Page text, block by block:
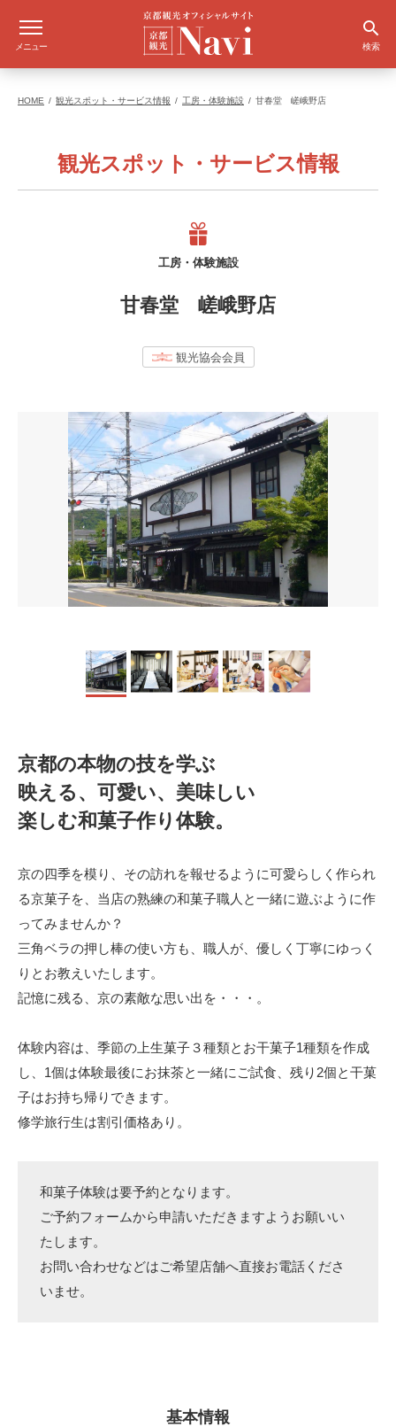
メニュー 検索
HOME 観光スポット・サービス情報 工房・体験施設 甘春堂 嵯峨野店
観光スポット・サービス情報
工房・体験施設
甘春堂 嵯峨野店
観光協会会員
京都の本物の技を学ぶ
映える、可愛い、美味しい
楽しむ和菓子作り体験。
京の四季を模り、その訪れを報せるように可愛らしく作られ
る京菓子を、当店の熟練の和菓子職人と一緒に遊ぶように作
ってみませんか？
三角ベラの押し棒の使い方も、職人が、優しく丁寧にゆっく
りとお教えいたします。
記憶に残る、京の素敵な思い出を・・・。
体験内容は、季節の上生菓子３種類とお干菓子1種類を作成
し、1個は体験最後にお抹茶と一緒にご試食、残り2個と干菓
子はお持ち帰りできます。
修学旅行生は割引価格あり。
和菓子体験は要予約となります。
ご予約フォームから申請いただきますようお願いい
たします。
お問い合わせなどはご希望店舗へ直接お電話くださ
いませ。
基本情報